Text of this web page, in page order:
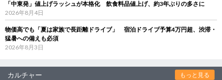
「中東発」値上げラッシュが本格化 飲食料品値上げ、約3年ぶりの多さに
2026年8月4日
物価高でも「夏は家族で長距離ドライブ」 宿泊ドライブ予算4万円超、渋滞・
猛暑への備えも必須
2026年8月3日
カルチャー もっと見る